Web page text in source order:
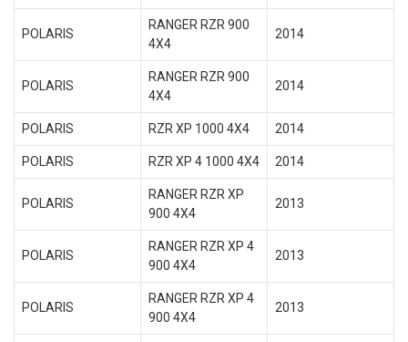
POLARIS
RANGER RZR 900
4X4
2014
POLARIS
RANGER RZR 900
4X4
2014
POLARIS RZR XP 1000 4X4 2014
POLARIS RZR XP 4 1000 4X4 2014
POLARIS
RANGER RZR XP
900 4X4
2013
POLARIS
RANGER RZR XP 4
900 4X4
2013
POLARIS
RANGER RZR XP 4
900 4X4
2013